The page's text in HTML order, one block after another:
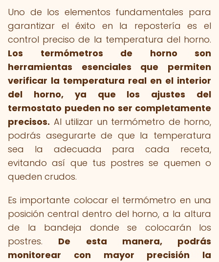
Uno de los elementos fundamentales para
garantizar el éxito en la repostería es el
control preciso de la temperatura del horno.
Los termómetros de horno son
herramientas esenciales que permiten
verificar la temperatura real en el interior
del horno, ya que los ajustes del
termostato pueden no ser completamente
precisos. Al utilizar un termómetro de horno,
podrás asegurarte de que la temperatura
sea la adecuada para cada receta,
evitando así que tus postres se quemen o
queden crudos.
Es importante colocar el termómetro en una
posición central dentro del horno, a la altura
de la bandeja donde se colocarán los
postres. De esta manera, podrás
monitorear con mayor precisión la